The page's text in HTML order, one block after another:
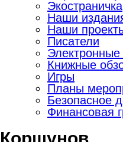
Экостраничка
Наши
Наши
Писатели
Электронные
Книжные
Игры
Планы
Безопасное
Финансовая
Коршунов